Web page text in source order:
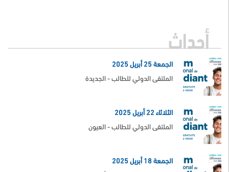
أحداث
الجمعة 25 أبريل 2025
الملتقى الدولي للطالب - الجديدة
الثلاثاء 22 أبريل 2025
الملتقى الدولي للطالب - العيون
الجمعة 18 أبريل 2025